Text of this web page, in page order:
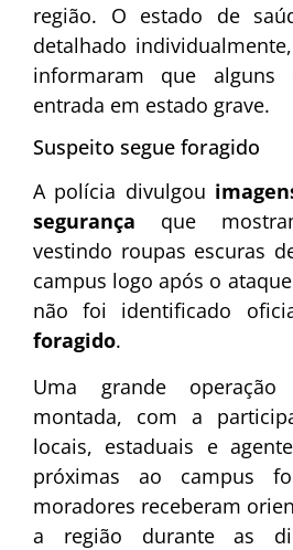
região. O estado de
detalhado
informaram que alguns
entrada em estado grave.
Suspeito segue foragido
A polícia divulgou
segurança que
vestindo roupas escuras
campus logo após o
não foi identificado
foragido.
Uma grande
montada, com a
locais, estaduais e
próximas ao campus
moradores receberam
a região durante as